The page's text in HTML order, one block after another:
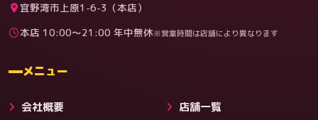
料金
宜野湾市上原1-6-3（本店）
本店 10:00〜21:00 年中無休※営業時間は店舗により異なります
メニュー
会社概要 店舗一覧